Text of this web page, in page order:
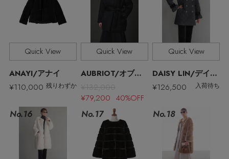
Quick View
ANAYI/アナイ
¥110,000 残りわずか
Quick View
AUBRIOT/オブリオ
¥132,000
¥79,200 40%OFF
Quick View
DAISY LIN/デイジーリン
¥126,500
入荷待ち
No.16 No.17 No.18